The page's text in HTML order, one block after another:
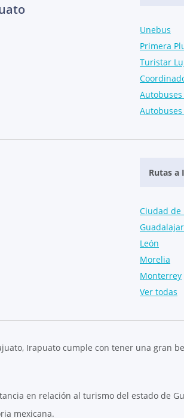
Unebus
Primera
Turistar
Rutas a
Ciudad de
León
Morelia
Monterrey
Ver todas
Irapuato cumple con tener una gran
en relación al turismo del estado de
mexicana.